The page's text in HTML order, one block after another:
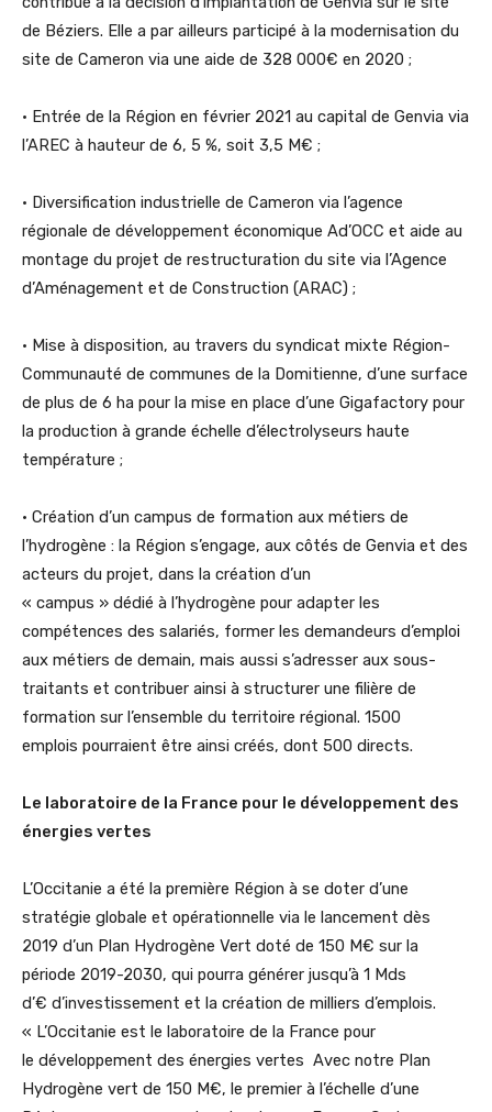
de Béziers. Elle a par ailleurs participé à la modernisation du
site de Cameron via une aide de 328 000€ en 2020 ;
• Entrée de la Région en février 2021 au capital de Genvia via
l’AREC à hauteur de 6, 5 %, soit 3,5 M€ ;
• Diversification industrielle de Cameron via l’agence
régionale de développement économique Ad’OCC et aide au
montage du projet de restructuration du site via l’Agence
d’Aménagement et de Construction (ARAC) ;
• Mise à disposition, au travers du syndicat mixte Région-
Communauté de communes de la Domitienne, d’une surface
de plus de 6 ha pour la mise en place d’une Gigafactory pour
la production à grande échelle d’électrolyseurs haute
température ;
• Création d’un campus de formation aux métiers de
l’hydrogène : la Région s’engage, aux côtés de Genvia et des
acteurs du projet, dans la création d’un
« campus » dédié à l’hydrogène pour adapter les
compétences des salariés, former les demandeurs d’emploi
aux métiers de demain, mais aussi s’adresser aux sous-
traitants et contribuer ainsi à structurer une filière de
formation sur l’ensemble du territoire régional. 1500
emplois pourraient être ainsi créés, dont 500 directs.
Le laboratoire de la France pour le développement des
énergies vertes
L’Occitanie a été la première Région à se doter d’une
stratégie globale et opérationnelle via le lancement dès
2019 d’un Plan Hydrogène Vert doté de 150 M€ sur la
période 2019-2030, qui pourra générer jusqu’à 1 Mds
d’€ d’investissement et la création de milliers d’emplois.
« L’Occitanie est le laboratoire de la France pour
le développement des énergies vertes Avec notre Plan
Hydrogène vert de 150 M€, le premier à l’échelle d’une